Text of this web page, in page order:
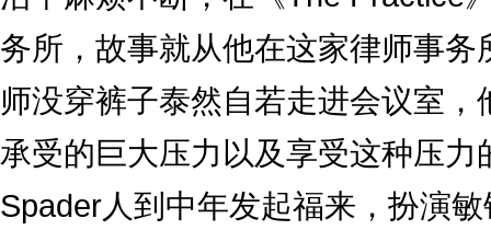
务所，故事就从他在这家律师事
师没穿裤子泰然自若走进会议室
承受的巨大压力以及享受这种压
Spader人到中年发起福来，扮演